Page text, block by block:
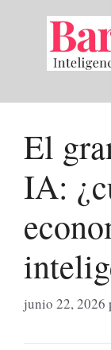
contenido
El
IA:
junio 22, 2026